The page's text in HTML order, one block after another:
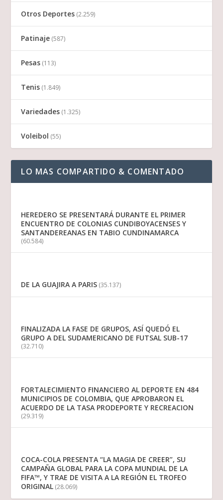
Otros Deportes (2.259)
Patinaje (587)
Pesas (113)
Tenis (1.849)
Variedades (1.325)
Voleibol (55)
LO MAS COMPARTIDO & COMENTADO
HEREDERO SE PRESENTARÁ DURANTE EL PRIMER
ENCUENTRO DE COLONIAS CUNDIBOYACENSES Y
SANTANDEREANAS EN TABIO CUNDINAMARCA
(60.584)
DE LA GUAJIRA A PARIS (35.137)
FINALIZADA LA FASE DE GRUPOS, ASÍ QUEDÓ EL
GRUPO A DEL SUDAMERICANO DE FUTSAL SUB-17
(32.710)
FORTALECIMIENTO FINANCIERO AL DEPORTE EN 484
MUNICIPIOS DE COLOMBIA, QUE APROBARON EL
ACUERDO DE LA TASA PRODEPORTE Y RECREACION
(29.319)
COCA-COLA PRESENTA “LA MAGIA DE CREER”, SU
CAMPAÑA GLOBAL PARA LA COPA MUNDIAL DE LA
FIFA™, Y TRAE DE VISITA A LA REGIÓN EL TROFEO
ORIGINAL (28.069)